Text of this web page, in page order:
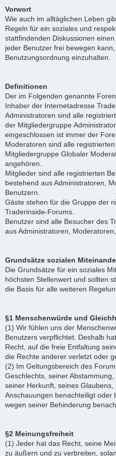
Vorwort
Wie auch im alltäglichen Leben
Regeln für ein soziales und
stattfindenden Diskussionen
jeder Benutzer frei bewegen
Benutzungsordnung einzuhalten.
Definitionen
Der im Folgenden genannte
Inhaber der Internetadresse
Administratoren sind alle
der Mitgliedergruppe
eingeschlossen ist immer der
Moderatoren sind alle
Mitgliedergruppe Globaler
angehören.
Mitglieder sind alle registrierten
bestehend aus Administratoren,
Benutzern.
Gäste stehen für die Gruppe der
Traderinside-Forums.
Benutzer sind alle Besucher des
aus Administratoren,
Grundsätze sozialen
Die Grundsätze für ein soziales
höchsten Stellenwert und sollten
die Basis für alle weiteren
§1 Menschenwürde und
(1) Wir fühlen uns der
Benutzers verpflichtet. Deshalb
Recht, auf die freie Entfaltung
die Rechte anderer verletzt oder
(2) Im Geltungsbereich des
Geschlechts, seiner
seiner Herkunft, seines
Anschauungen benachteiligt oder
wegen seiner Behinderung
§2 Meinungsfreiheit
(1) Jeder hat das Recht, seine
zu äußern und zu verbreiten,